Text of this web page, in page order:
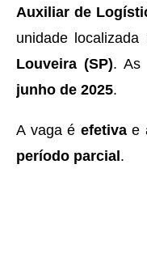
Auxiliar de
unidade
Louveira (SP). As
junho de 2025.
A vaga é efetivae
período parcial .